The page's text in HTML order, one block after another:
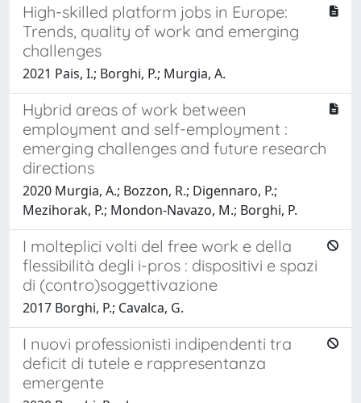
High-skilled platform jobs in Europe:
Trends, quality of work and emerging
challenges
2021 Pais, I.; Borghi, P.; Murgia, A.
Hybrid areas of work between
employment and self-employment :
emerging challenges and future research
directions
2020 Murgia, A.; Bozzon, R.; Digennaro, P.;
Mezihorak, P.; Mondon-Navazo, M.; Borghi, P.
I molteplici volti del free work e della
flessibilità degli i-pros : dispositivi e spazi
di (contro)soggettivazione
2017 Borghi, P.; Cavalca, G.
I nuovi professionisti indipendenti tra
deficit di tutele e rappresentanza
emergente